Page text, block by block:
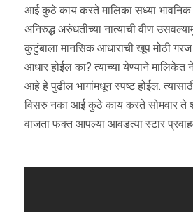
आई कुठे काय करते मालिका सध्या
अनिरुद्ध अरुंधतीच्या नात्याची वीण
कुटुंबाला मानसिक आधाराची खूप मोठी
आधार होईल का? त्याच्या येण्याने
आहे हे पुढील भागांमधून स्पष्ट होईल.
विसरु नका आई कुठे काय करते सोमवार ते
वाजता फक्त आपल्या आवडत्या स्टार